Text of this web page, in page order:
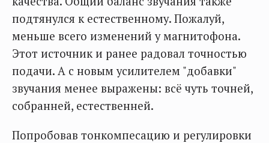
подтянулся к естественному. Пожалуй,
меньше всего изменений у магнитофона.
Этот источник и ранее радовал точностью
подачи. А с новым усилителем "добавки"
звучания менее выражены: всё чуть точней,
собранней, естественней.
Попробовав тонкомпесацию и регулировки